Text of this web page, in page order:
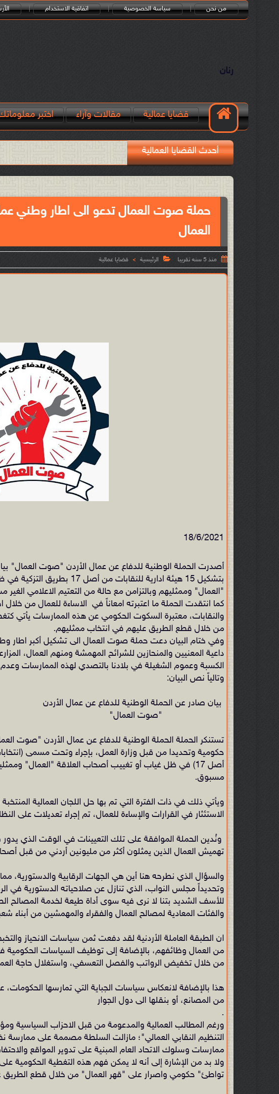
من نحن سياسة الخصوصية اتفاقية الاستخدام
رنان
قضايا عمالية مقالات وآراء اختبر
أحدث القضايا العمالية
حملة صوت العمال تدعو الى اطار وطني
العمال
 منذ 5 سنه تقريبا  الرئيسية > قضايا عمالية
18/6/2021
أصدرت الحملة الوطنية للدفاع عن عمال الأردن "صوت العمال"
بتشكيل 15 هيئة ادارية للنقابات من أصل 17 بطريق التزكية في ظل ظا أسمته
"العمال" وممثليهم وبالتزامن مع حالة من التعتيم الاعلامي الغير
كما انتقدت الحملة ما اعتبرته امعاناً في الاساءة للعمال من خلال
والنقابات، معتبرة السكوت الحكومي عن هذه الممارسات يأتي
من خلال قطع الطريق عليهم في انتخاب ممثليهم.
وفي ختام البيان دعت حملة صوت العمال الى تشكيل أكبر اطار
داعية المعنيين والمنحازين للشرائح المهمشة ومنهم العمال،
الكسبة وعموم الشغيلة في بلادنا بالتصدي لهذه الممارسات
وتالياً نص البيان:
بيان صادر عن الحملة الوطنية للدفاع عن عمال الأردن
"صوت العمال"
تستنكر الحملة الحملة الوطنية للدفاع عن عمال الأردن "صوت
أصل 17) في ظل غياب أو تغييب أصحاب العلاقة "العمال"
مسبوق.
ويأتي ذلك في ذات الفترة التي تم بها حل اللجان العمالية
الاستئثار في القرارات والإساءة للعمال، تم إجراء تعديلات على
ونُدين الحملة الموافقة على تلك التعيينات في الوقت الذي
تهميش العمال الذين يمثلون أكثر من مليونين أردني من قبل
والسؤال الذي نطرحه هنا أين هي الجهات الرقابية والدستورية،
وتحديداً مجلس النواب، الذي تنازل عن صلاحياته الدستورية في
للأسف الشديد بتنا لا نرى فيه سوى أداة طيعة لخدمة المصالح
والفئات المعادية لمصالح العمال والفقراء والمهمشين من أبناء
ان الطبقة العاملة الأردنية لقد دفعت ثمن سياسات الانحياز
من العمال وظائفهم، بالإضافة إلى توظيف السياسات
من خلال تخفيض الرواتب والفصل التعسفي، واستغلال حاجة
هذا بالإضافة لانعكاس سياسات الجباية التي تمارسها الحكومات،
من المصانع، أو بنقلها الى دول الجوار
.
ورغم المطالب العمالية والمدعومة من قبل الاحزاب السياسية
التنظيم النقابي العمالي"؛ مازالت السلطة مصممة على
ممارسات وسلوك الاتحاد العام المبنية على تدوير المواقع
ولا بد من الإشارة إلى أنه لا يمكن فهم هذه التغطية الحكومية
تواطئ" حكومي واصرار على "قهر العمال" من خلال قطع الطريق